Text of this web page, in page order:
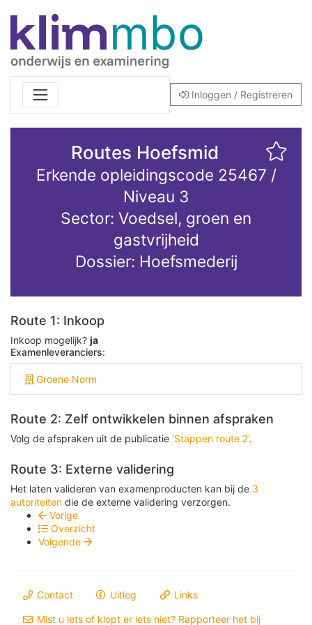
Inloggen / Registreren
Routes Hoefsmid
Erkende opleidingscode 25467 /
Niveau 3
Sector: Voedsel, groen en
gastvrijheid
Dossier: Hoefsmederij
Route 1: Inkoop
Inkoop mogelijk? ja
Examenleveranciers:
Groene Norm
Route 2: Zelf ontwikkelen binnen afspraken
Volg de afspraken uit de publicatie 'Stappen route 2'.
Route 3: Externe validering
Het laten valideren van examenproducten kan bij de 3
autoriteiten die de externe validering verzorgen.
Vorige
Overzicht
Volgende
Contact Uitleg Links
Mist u iets of klopt er iets niet? Rapporteer het bij